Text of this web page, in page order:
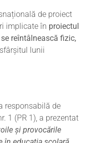
de proiect
implicate în proiectul
reîntâlnească fizic,
lunii
responsabilă de
1 (PR 1), a prezentat
și provocările